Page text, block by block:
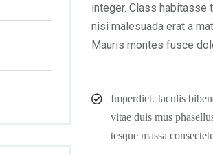
integer. Class habitasse
nisi malesuada erat a
Mauris montes fusce
Imperdiet. Iaculis
vitae duis mus
tesque massa